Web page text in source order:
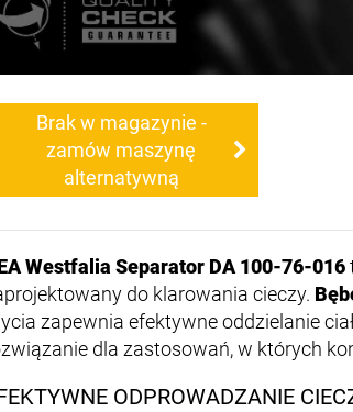
Brak w magazynie -
zamów maszynę
alternatywną
Westfalia Separator DA 100-76-016
do klarowania cieczy.
zapewnia efektywne oddzielanie
dla zastosowań, w których
ODPROWADZANIE